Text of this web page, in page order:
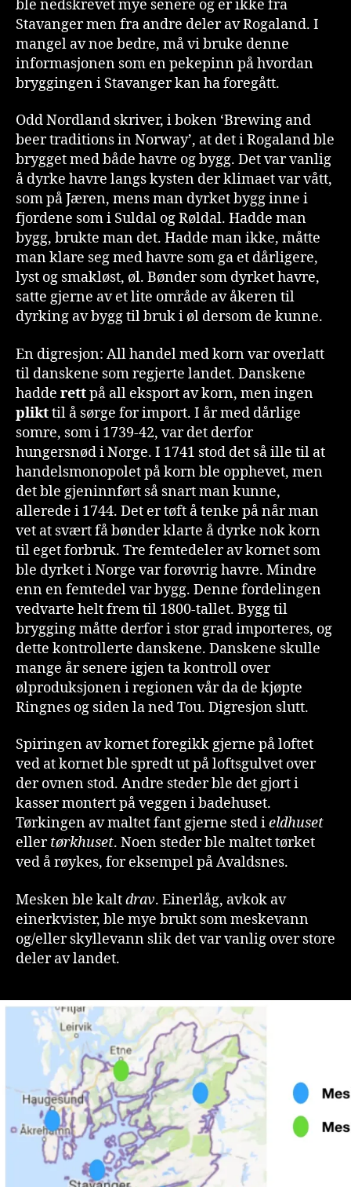
ble nedskrevet mye senere og er ikke fra
Stavanger men fra andre deler av Rogaland. I
mangel av noe bedre, må vi bruke denne
informasjonen som en pekepinn på hvordan
bryggingen i Stavanger kan ha foregått.
Odd Nordland skriver, i boken ‘Brewing and
beer traditions in Norway’, at det i Rogaland ble
brygget med både havre og bygg. Det var vanlig
å dyrke havre langs kysten der klimaet var vått,
som på Jæren, mens man dyrket bygg inne i
fjordene som i Suldal og Røldal. Hadde man
bygg, brukte man det. Hadde man ikke, måtte
man klare seg med havre som ga et dårligere,
lyst og smakløst, øl. Bønder som dyrket havre,
satte gjerne av et lite område av åkeren til
dyrking av bygg til bruk i øl dersom de kunne.
En digresjon: All handel med korn var overlatt
til danskene som regjerte landet. Danskene
hadde rettpå all eksport av korn, men ingen
plikttil å sørge for import. I år med dårlige
somre, som i 1739-42, var det derfor
hungersnød i Norge. I 1741 stod det så ille til at
handelsmonopolet på korn ble opphevet, men
det ble gjeninnført så snart man kunne,
allerede i 1744. Det er tøft å tenke på når man
vet at svært få bønder klarte å dyrke nok korn
til eget forbruk. Tre femtedeler av kornet som
ble dyrket i Norge var forøvrig havre. Mindre
enn en femtedel var bygg. Denne fordelingen
vedvarte helt frem til 1800-tallet. Bygg til
brygging måtte derfor i stor grad importeres, og
dette kontrollerte danskene. Danskene skulle
mange år senere igjen ta kontroll over
ølproduksjonen i regionen vår da de kjøpte
Ringnes og siden la ned Tou. Digresjon slutt.
Spiringen av kornet foregikk gjerne på loftet
ved at kornet ble spredt ut på loftsgulvet over
der ovnen stod. Andre steder ble det gjort i
kasser montert på veggen i badehuset.
Tørkingen av maltet fant gjerne sted ieldhuset
ellertørkhuset. Noen steder ble maltet tørket
ved å røykes, for eksempel på Avaldsnes.
Mesken ble kaltdrav. Einerlåg, avkok av
einerkvister, ble mye brukt som meskevann
og/eller skyllevann slik det var vanlig over store
deler av landet.